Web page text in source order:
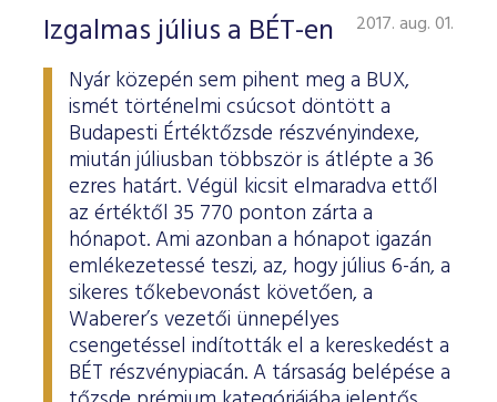
Izgalmas július a BÉT-en 2017. aug. 01.
Nyár közepén sem pihent meg a BUX,
ismét történelmi csúcsot döntött a
Budapesti Értéktőzsde részvényindexe,
miután júliusban többször is átlépte a 36
ezres határt. Végül kicsit elmaradva ettől
az értéktől 35 770 ponton zárta a
hónapot. Ami azonban a hónapot igazán
emlékezetessé teszi, az, hogy július 6-án, a
sikeres tőkebevonást követően, a
Waberer’s vezetői ünnepélyes
csengetéssel indították el a kereskedést a
BÉT részvénypiacán. A társaság belépése a